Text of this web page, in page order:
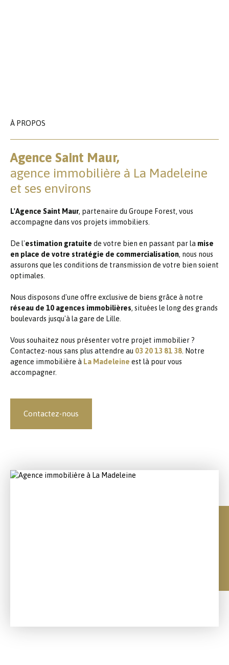
À PROPOS
Agence Saint Maur,
agence immobilière à La Madeleine
et ses environs
L'Agence Saint Maur, partenaire du Groupe Forest, vous
accompagne dans vos projets immobiliers.
De l'estimation gratuite de votre bien en passant par la mise
en place de votre stratégie de commercialisation, nous nous
assurons que les conditions de transmission de votre bien soient
optimales.
Nous disposons d'une offre exclusive de biens grâce à notre
réseau de 10 agences immobilières, situées le long des grands
boulevards jusqu'à la gare de Lille.
Vous souhaitez nous présenter votre projet immobilier ?
Contactez-nous sans plus attendre au 03 20 13 81 38 . Notre
agence immobilière à La Madeleine est là pour vous
accompagner.
Contactez-nous